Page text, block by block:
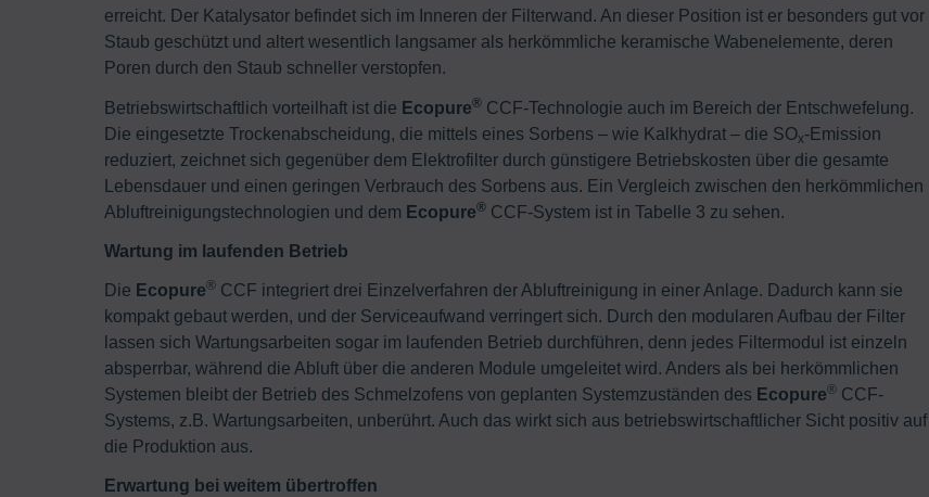
erreicht. Der Katalysator befindet sich im Inneren der Filterwand. An dieser Position ist er besonders gut vor
Staub geschützt und altert wesentlich langsamer als herkömmliche keramische Wabenelemente, deren
Poren durch den Staub schneller verstopfen.
Betriebswirtschaftlich vorteilhaft ist die Ecopure® CCF-Technologie auch im Bereich der Entschwefelung.
Die eingesetzte Trockenabscheidung, die mittels eines Sorbens – wie Kalkhydrat – die SOx-Emission
reduziert, zeichnet sich gegenüber dem Elektrofilter durch günstigere Betriebskosten über die gesamte
Lebensdauer und einen geringen Verbrauch des Sorbens aus. Ein Vergleich zwischen den herkömmlichen
Abluftreinigungstechnologien und dem Ecopure® CCF-System ist in Tabelle 3 zu sehen.
Wartung im laufenden Betrieb
Die Ecopure® CCF integriert drei Einzelverfahren der Abluftreinigung in einer Anlage. Dadurch kann sie
kompakt gebaut werden, und der Serviceaufwand verringert sich. Durch den modularen Aufbau der Filter
lassen sich Wartungsarbeiten sogar im laufenden Betrieb durchführen, denn jedes Filtermodul ist einzeln
absperrbar, während die Abluft über die anderen Module umgeleitet wird. Anders als bei herkömmlichen
Systemen bleibt der Betrieb des Schmelzofens von geplanten Systemzuständen des Ecopure® CCF-
Systems, z.B. Wartungsarbeiten, unberührt. Auch das wirkt sich aus betriebswirtschaftlicher Sicht positiv auf
die Produktion aus.
Erwartung bei weitem übertroffen